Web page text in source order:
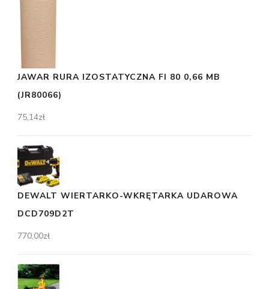
JAWAR RURA IZOSTATYCZNA FI 80 0,66 MB
(JR80066)
75,14zł
DEWALT WIERTARKO-WKRĘTARKA UDAROWA
DCD709D2T
770,00zł